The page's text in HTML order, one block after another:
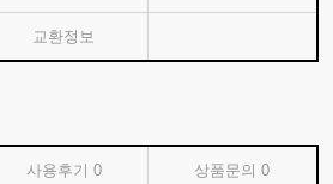
교환정보
사용후기 0 상품문의0